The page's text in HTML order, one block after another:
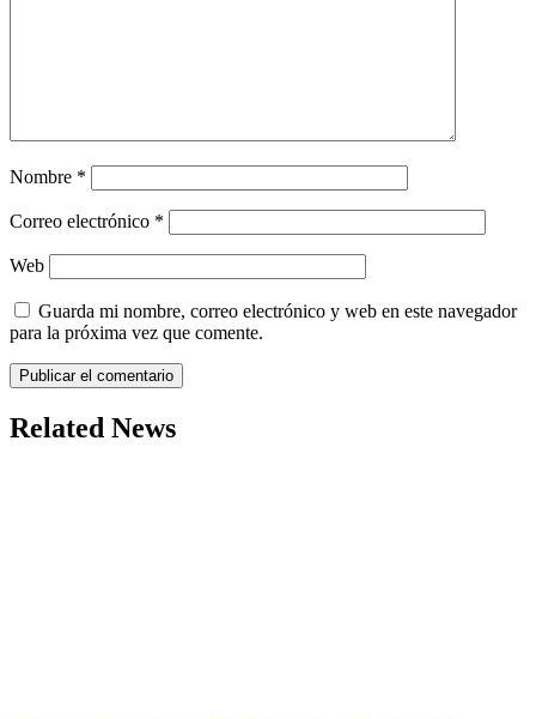
Nombre *
Correo electrónico *
Web
Guarda mi nombre, correo electrónico y web en este navegador
para la próxima vez que comente.
Related News